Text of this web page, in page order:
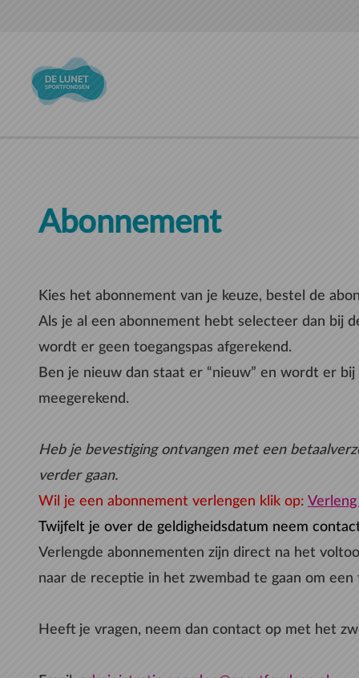
Abonnement
Kies het abonnement van je keuze, bestel de
Als je al een abonnement hebt selecteer dan bij
wordt er geen toegangspas afgerekend.
Ben je nieuw dan staat er “nieuw” en wordt er
meegerekend.
Heb je bevestiging ontvangen met een
verder gaan.
Wil je een abonnement verlengen klik op:
Twijfelt je over de geldigheidsdatum neem
Verlengde abonnementen zijn direct na het
naar de receptie in het zwembad te gaan om
Heeft je vragen, neem dan contact op met het